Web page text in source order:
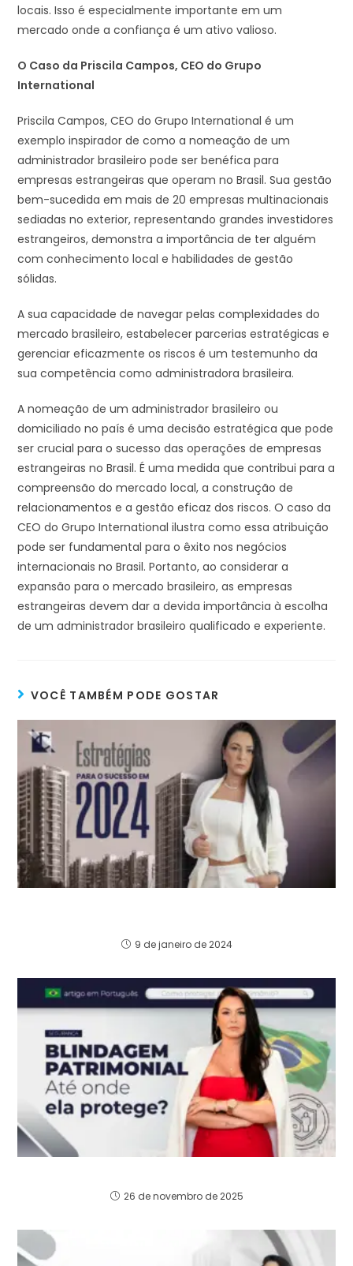
locais. Isso é especialmente importante em um
mercado onde a confiança é um ativo valioso.
O Caso da Priscila Campos, CEO do Grupo
International
Priscila Campos, CEO do Grupo International é um
exemplo inspirador de como a nomeação de um
administrador brasileiro pode ser benéfica para
empresas estrangeiras que operam no Brasil. Sua gestão
bem-sucedida em mais de 20 empresas multinacionais
sediadas no exterior, representando grandes investidores
estrangeiros, demonstra a importância de ter alguém
com conhecimento local e habilidades de gestão
sólidas.
A sua capacidade de navegar pelas complexidades do
mercado brasileiro, estabelecer parcerias estratégicas e
gerenciar eficazmente os riscos é um testemunho da
sua competência como administradora brasileira.
A nomeação de um administrador brasileiro ou
domiciliado no país é uma decisão estratégica que pode
ser crucial para o sucesso das operações de empresas
estrangeiras no Brasil. É uma medida que contribui para a
compreensão do mercado local, a construção de
relacionamentos e a gestão eficaz dos riscos. O caso da
CEO do Grupo International ilustra como essa atribuição
pode ser fundamental para o êxito nos negócios
internacionais no Brasil. Portanto, ao considerar a
expansão para o mercado brasileiro, as empresas
estrangeiras devem dar a devida importância à escolha
de um administrador brasileiro qualificado e experiente.
VOCÊ TAMBÉM PODE GOSTAR
9 de janeiro de 2024
26 de novembro de 2025